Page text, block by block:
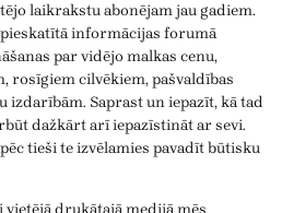
laikrakstu abonējam jau gadiem.
informācijas forumā
par vidējo malkas cenu,
rosīgiem cilvēkiem, pašvaldības
izdarībām. Saprast un iepazīt, kā tad
dažkārt arī iepazīstināt ar sevi.
tieši te izvēlamies pavadīt būtisku
vietējā drukātajā medijā mēs